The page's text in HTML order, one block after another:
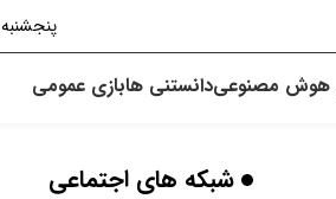
پنجشنبه ۱۵ مرداد ۱۴۰۵
هوش مصنوعیدانستنی هابازی عمومی
شبکه های اجتماعی